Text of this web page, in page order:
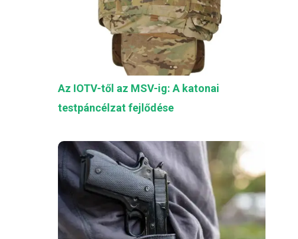
Az IOTV-től az MSV-ig: A katonai
testpáncélzat fejlődése